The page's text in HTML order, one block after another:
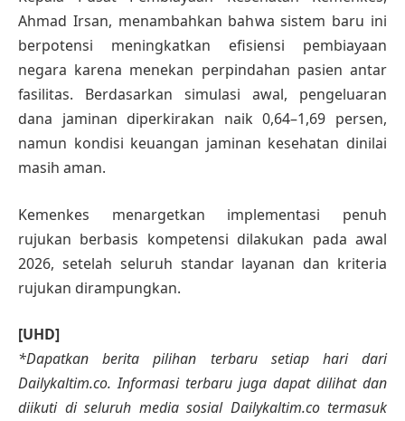
Ahmad Irsan, menambahkan bahwa sistem baru ini
berpotensi meningkatkan efisiensi pembiayaan
negara karena menekan perpindahan pasien antar
fasilitas. Berdasarkan simulasi awal, pengeluaran
dana jaminan diperkirakan naik 0,64–1,69 persen,
namun kondisi keuangan jaminan kesehatan dinilai
masih aman.
Kemenkes menargetkan implementasi penuh
rujukan berbasis kompetensi dilakukan pada awal
2026, setelah seluruh standar layanan dan kriteria
rujukan dirampungkan.
[UHD]
*Dapatkan berita pilihan terbaru setiap hari dari
Dailykaltim.co. Informasi terbaru juga dapat dilihat dan
diikuti di seluruh media sosial Dailykaltim.co termasuk